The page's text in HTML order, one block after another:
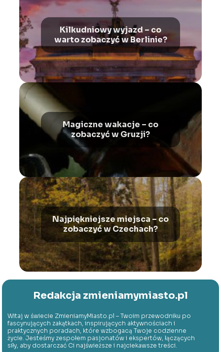
Kilkudniowy wyjazd – co
warto zobaczyć w Berlinie?
Magiczne wakacje – co
zobaczyć w Gruzji?
Najpiękniejsze miejsca – co
zobaczyć w Czechach?
Redakcja zmieniamymiasto.pl
Witaj w świecie ZmieniamyMiasto.pl – Twoim przewodniku po
fascynujących zakątkach, inspirujących aktywnościach i
praktycznych poradach, które wzbogacą Twoje codzienne
życie. Jesteśmy zespołem pasjonatów i ekspertów, łączących
siły, aby dostarczać Ci najświeższe i najciekawsze treści.